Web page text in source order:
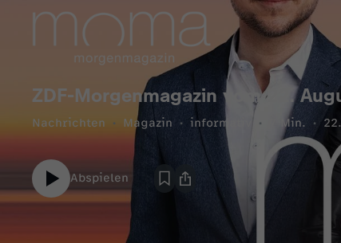
ZDF-Morgenmagazin vom 22.
Nachrichten Magazin informativ 7 Min.
Abspielen